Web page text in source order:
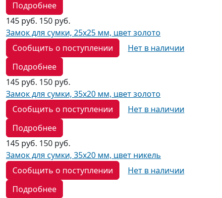
Подробнее
145 руб. 150 руб.
Замок для сумки, 25х25 мм, цвет золото
Сообщить о поступлении
Нет в наличии
Подробнее
145 руб. 150 руб.
Замок для сумки, 35х20 мм, цвет золото
Сообщить о поступлении
Нет в наличии
Подробнее
145 руб. 150 руб.
Замок для сумки, 35х20 мм, цвет никель
Сообщить о поступлении
Нет в наличии
Подробнее